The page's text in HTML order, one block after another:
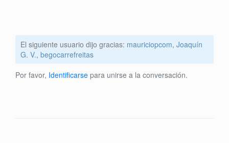
El siguiente usuario dijo gracias: mauriciopcom, Joaquín
G. V., begocarrefreitas
Por favor, Identificarse para unirse a la conversación.